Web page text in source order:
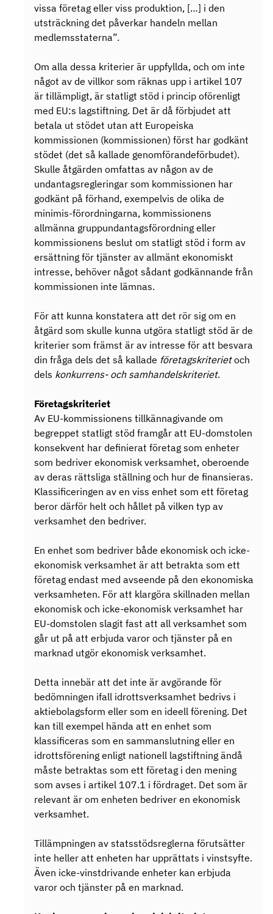
vissa företag eller viss produktion, […] i den
utsträckning det påverkar handeln mellan
medlemsstaterna”.
Om alla dessa kriterier är uppfyllda, och om inte
något av de villkor som räknas upp i artikel 107
är tillämpligt, är statligt stöd i princip oförenligt
med EU:s lagstiftning. Det är då förbjudet att
betala ut stödet utan att Europeiska
kommissionen (kommissionen) först har godkänt
stödet (det så kallade genomförandeförbudet).
Skulle åtgärden omfattas av någon av de
undantagsregleringar som kommissionen har
godkänt på förhand, exempelvis de olika de
minimis-förordningarna, kommissionens
allmänna gruppundantagsförordning eller
kommissionens beslut om statligt stöd i form av
ersättning för tjänster av allmänt ekonomiskt
intresse, behöver något sådant godkännande från
kommissionen inte lämnas.
För att kunna konstatera att det rör sig om en
åtgärd som skulle kunna utgöra statligt stöd är de
kriterier som främst är av intresse för att besvara
din fråga dels det så kallade företagskriterietoch
dels konkurrens- och samhandelskriteriet.
Företagskriteriet
Av EU-kommissionens tillkännagivande om
begreppet statligt stöd framgår att EU-domstolen
konsekvent har definierat företag som enheter
som bedriver ekonomisk verksamhet, oberoende
av deras rättsliga ställning och hur de finansieras.
Klassificeringen av en viss enhet som ett företag
beror därför helt och hållet på vilken typ av
verksamhet den bedriver.
En enhet som bedriver både ekonomisk och icke-
ekonomisk verksamhet är att betrakta som ett
företag endast med avseende på den ekonomiska
verksamheten. För att klargöra skillnaden mellan
ekonomisk och icke-ekonomisk verksamhet har
EU-domstolen slagit fast att all verksamhet som
går ut på att erbjuda varor och tjänster på en
marknad utgör ekonomisk verksamhet.
Detta innebär att det inte är avgörande för
bedömningen ifall idrottsverksamhet bedrivs i
aktiebolagsform eller som en ideell förening. Det
kan till exempel hända att en enhet som
klassificeras som en sammanslutning eller en
idrottsförening enligt nationell lagstiftning ändå
måste betraktas som ett företag i den mening
som avses i artikel 107.1 i fördraget. Det som är
relevant är om enheten bedriver en ekonomisk
verksamhet.
Tillämpningen av statsstödsreglerna förutsätter
inte heller att enheten har upprättats i vinstsyfte.
Även icke-vinstdrivande enheter kan erbjuda
varor och tjänster på en marknad.